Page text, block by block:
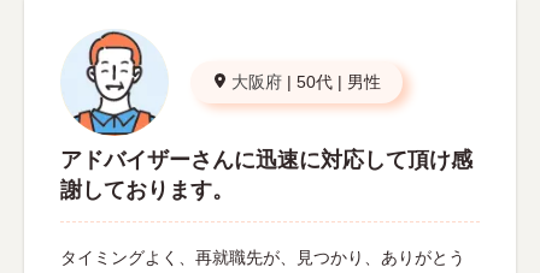
大阪府 | 50代 | 男性
アドバイザーさんに迅速に対応して頂け感
謝しております。
タイミングよく、再就職先が、見つかり、ありがとう